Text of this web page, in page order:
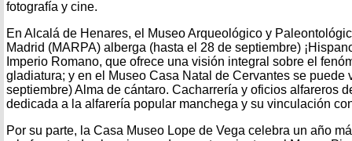
fotografía y cine.
En Alcalá de Henares, el Museo Arqueológico y
Madrid (MARPA) alberga (hasta el 28 de septiembre)
Imperio Romano, que ofrece una visión integral sobre el
gladiatura; y en el Museo Casa Natal de Cervantes se puede
septiembre) Alma de cántaro. Cacharrería y oficios alfareros
dedicada a la alfarería popular manchega y su vinculación
Por su parte, la Casa Museo Lope de Vega celebra un año